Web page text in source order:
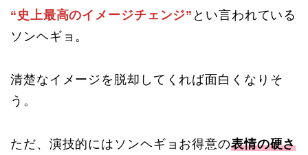
“史上最高のイメージチェンジ” とい言われている
ソンヘギョ。
清楚なイメージを脱却してくれば面白くなりそ
う。
ただ、演技的にはソンヘギョお得意の表情の硬さ